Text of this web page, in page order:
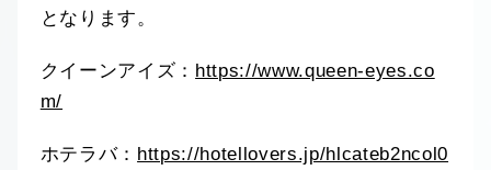
となります。
クイーンアイズ： https://www.queen-eyes.co
m/
ホテラバ： https://hotellovers.jp/hlcateb2ncol0